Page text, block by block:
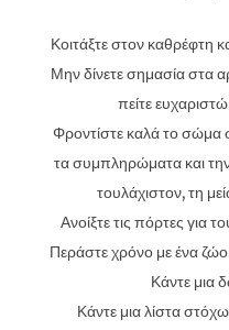
Κοιτάξτε στον καθρέφτη
Μην δίνετε σημασία στα
πείτε
Φροντίστε καλά το σώμα
τα συμπληρώματα και
τουλάχιστον, τη
Ανοίξτε τις πόρτες για
Περάστε χρόνο με ένα ζώο.
Κάντε μια
Κάντε μια λίστα